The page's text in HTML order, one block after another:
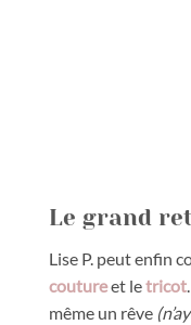
Le grand
Lise P. peut enfin
coutureet letricot
même un rêve